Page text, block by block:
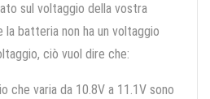
sul voltaggio della vostra
batteria non ha un voltaggio
ciò vuol dire che:
che varia da 10.8V a 11.1V sono